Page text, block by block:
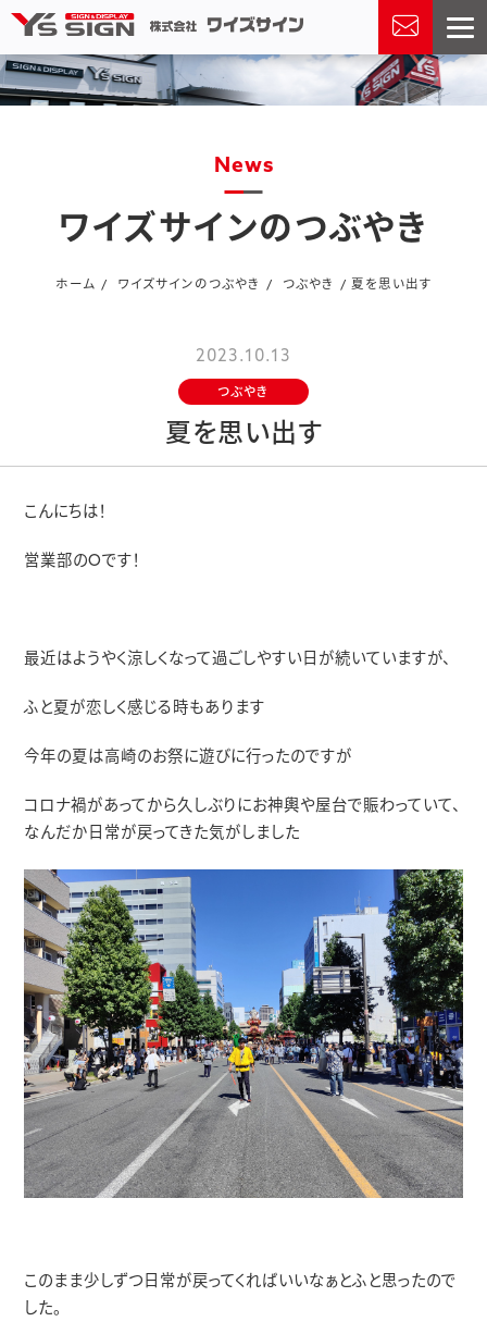
news
ワイズサインのつぶやき
ホーム ワイズサインのつぶやき つぶやき 夏を思い出す
2023.10.13
つぶやき
夏を思い出す
こんにちは！
営業部のOです！
最近はようやく涼しくなって過ごしやすい日が続いていますが、
ふと夏が恋しく感じる時もあります
今年の夏は高崎のお祭に遊びに行ったのですが
コロナ禍があってから久しぶりにお神輿や屋台で賑わっていて、
なんだか日常が戻ってきた気がしました
このまま少しずつ日常が戻ってくればいいなぁとふと思ったので
した。